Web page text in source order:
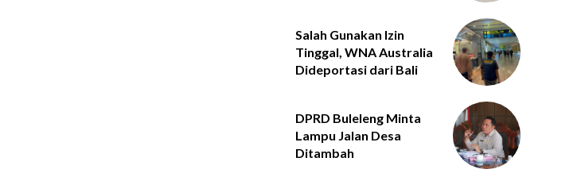
Salah Gunakan Izin
Tinggal, WNA Australia
Dideportasi dari Bali
DPRD Buleleng Minta
Lampu Jalan Desa
Ditambah